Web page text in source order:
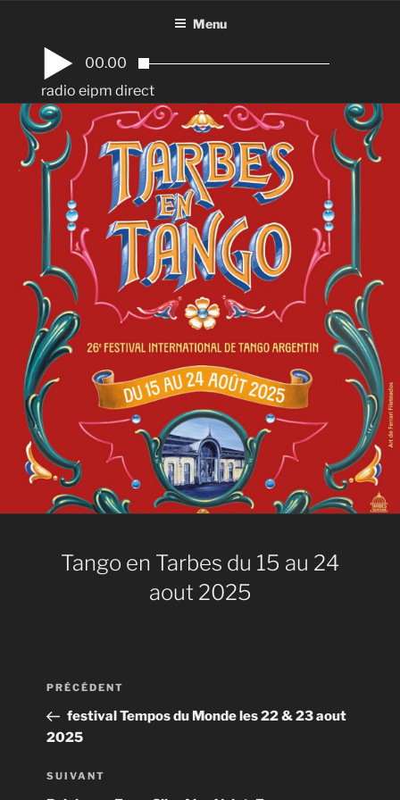
contenu
principal
Menu
00.00
radio eipm direct
Tango en Tarbes du 15 au 24
aout 2025
Navigation
l’article
Article
précédent
PRÉCÉDENT
festival Tempos du Monde les 22 & 23 aout
2025
Article
SUIVANT